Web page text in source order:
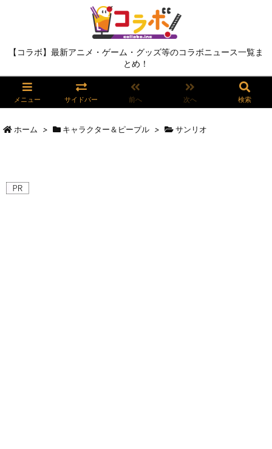
【コラボ】最新アニメ・ゲーム・グッズ等のコラボニュース一覧ま
とめ！
メニュー サイドバー 前へ 次へ 検索
ホーム > キャラクター＆ピープル > サンリオ